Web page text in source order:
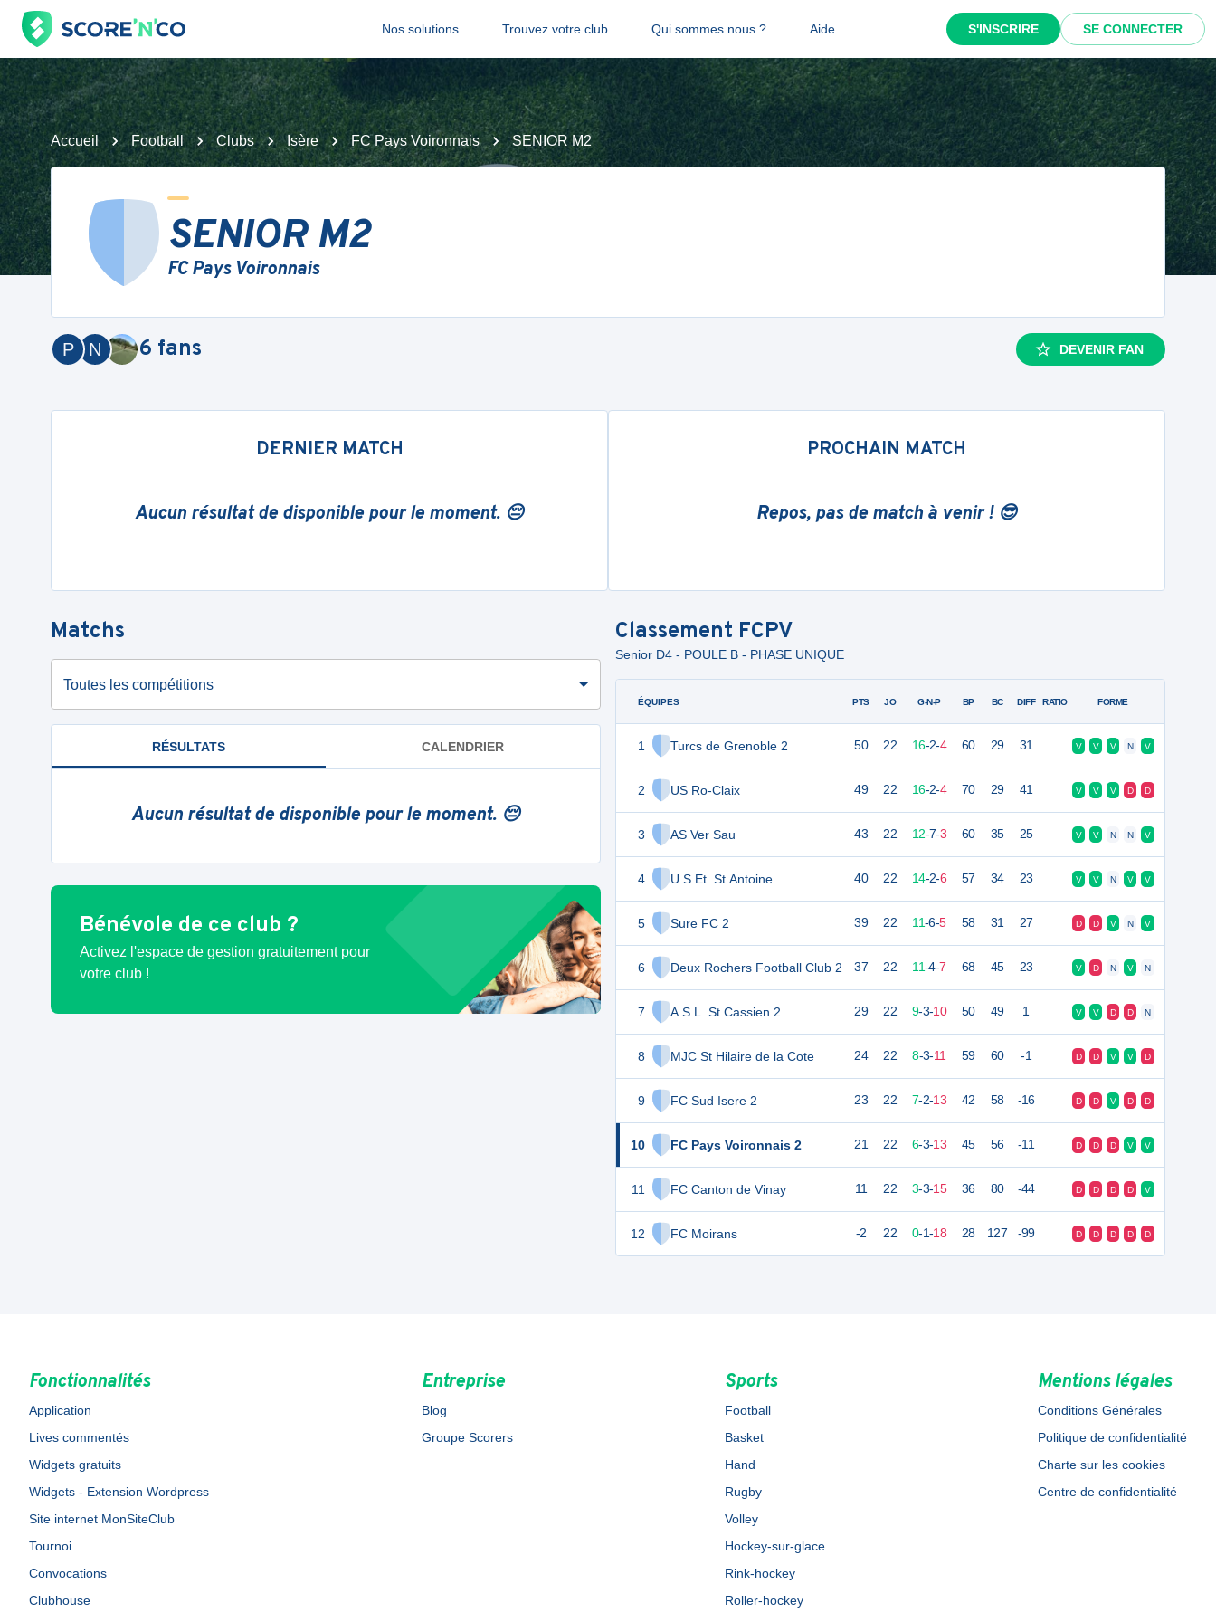
Nos solutions Trouvez votre club Qui sommes nous ? Aide S'INSCRIRE SE CONNECTER
Accueil Football Clubs Isère FC Pays Voironnais SENIOR M2
SENIOR M2
FC Pays Voironnais
N
P 6 fans DEVENIR FAN
DERNIER MATCH
Aucun résultat de disponible pour le moment. 😔
PROCHAIN MATCH
Repos, pas de match à venir ! 😎
Matchs
Toutes les compétitions
RÉSULTATS CALENDRIER
Aucun résultat de disponible pour le moment. 😔
Bénévole de ce club ?
Activez l'espace de gestion gratuitement pour
votre club !
Classement FCPV
Senior D4 - POULE B - PHASE UNIQUE
ÉQUIPES
1 Turcs de Grenoble 2
2 US Ro-Claix
3 AS Ver Sau
4 U.S.Et. St Antoine
5 Sure FC 2
6 Deux Rochers Football Club 2
7 A.S.L. St Cassien 2
8 MJC St Hilaire de la Cote
9 FC Sud Isere 2
10 FC Pays Voironnais 2
11 FC Canton de Vinay
12 FC Moirans
PTS JO G-N-P BP BC DIFF RATIO FORME
50 22 16-2-4 60 29 31 V V V N V
49 22 16-2-4 70 29 41 V V V D D
43 22 12-7-3 60 35 25 V V N N V
40 22 14-2-6 57 34 23 V V N V V
39 22 11-6-5 58 31 27 D D V N V
37 22 11-4-7 68 45 23 V D N V N
29 22 9-3-10 50 49 1 V V D D N
24 22 8-3-11 59 60 -1 D D V V D
23 22 7-2-13 42 58 -16 D D V D D
21 22 6-3-13 45 56 -11 D D D V V
11 22 3-3-15 36 80 -44 D D D D V
-2 22 0-1-18 28 127 -99 D D D D D
Fonctionnalités
Application
Lives commentés
Widgets gratuits
Widgets - Extension Wordpress
Site internet MonSiteClub
Tournoi
Convocations
Clubhouse
Entreprise
Blog
Groupe Scorers
Sports
Football
Basket
Hand
Rugby
Volley
Hockey-sur-glace
Rink-hockey
Roller-hockey
Mentions légales
Conditions Générales
Politique de confidentialité
Charte sur les cookies
Centre de confidentialité